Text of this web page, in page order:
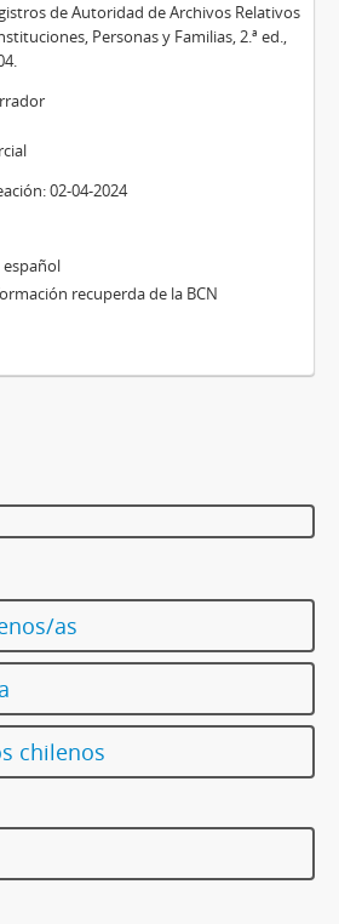
de Autoridad de Archivos Relativos
Personas y Familias, 2.ª ed.,
02-04-2024
español
recuperda de la BCN
as
chilenos